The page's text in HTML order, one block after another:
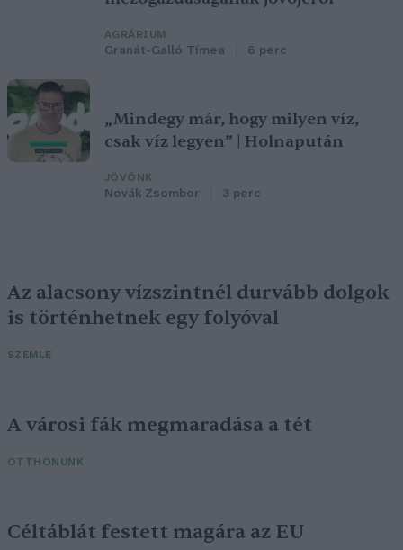
AGRÁRIUM
Granát-Galló Tímea 6 perc
„Mindegy már, hogy milyen víz,
csak víz legyen” | Holnapután
JÖVŐNK
Novák Zsombor 3 perc
Az alacsony vízszintnél durvább dolgok
is történhetnek egy folyóval
SZEMLE
A városi fák megmaradása a tét
OTTHONUNK
Céltáblát festett magára az EU